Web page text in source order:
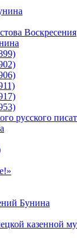
Воскресения
русского
Бунина
казенной